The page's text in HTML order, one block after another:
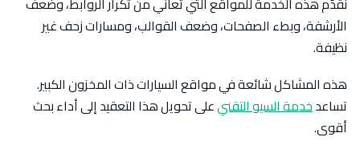
الأرشفة، وبطء الصفحات، وضعف القوالب، ومسارات زحف غير
نظيفة.
هذه المشاكل شائعة في مواقع السيارات ذات المخزون الكبير.
تساعدخدمة السيو التقنيعلى تحويل هذا التعقيد إلى أداء بحث
أقوى.